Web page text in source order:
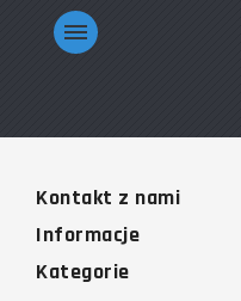
Kontakt z nami
Informacje
Kategorie